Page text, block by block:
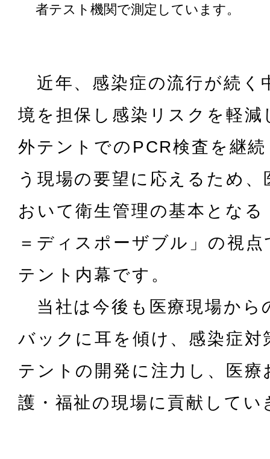
者テスト機関で測定しています。
近年、感染症の流行が続く
境を担保し感染リスクを軽減
外テントでのPCR検査を継
う現場の要望に応えるため、
おいて衛生管理の基本となる
＝ディスポーザブル」の視
テント内幕です。
当社は今後も医療現場から
バックに耳を傾け、感染症対
テントの開発に注力し、医療
護・福祉の現場に貢献してい